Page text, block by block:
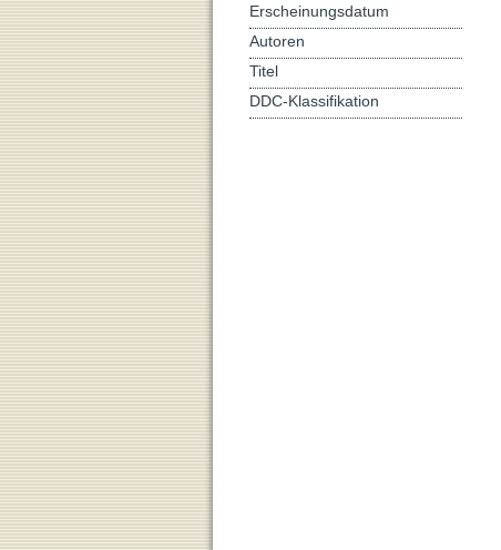
Erscheinungsdatum
Autoren
Titel
DDC-Klassifikation